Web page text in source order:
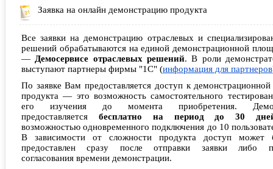
Заявка на онлайн демонстрацию продукта
Все заявки на демонстрацию отраслевых и
решений обрабатываются на единой демонстрационной
— Демосервисе отраслевых решений. В роли
выступают партнеры фирмы "1С" (информация для партнеров
По заявке Вам предоставляется доступ к демонстрационной
продукта — это возможность самостоятельного
его изучения до момента приобретения.
предоставляется бесплатно на период до 30
возможностью одновременного подключения до 10
В зависимости от сложности продукта доступ может
предоставлен сразу после отправки заявки либо
согласования времени демонстрации.